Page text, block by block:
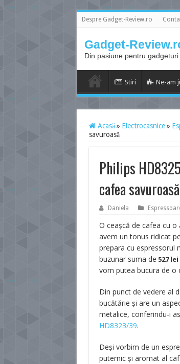
Despre Gadget-Review.ro
Gadget-
Din pasiune pentru gadgeturi
Stiri Ne-am
Acasă » Electrocasnice »
savuroasă
Philips
cafea savuroasă
Daniela
O ceașcă de cafea cu
avem un tonus ridicat
prepara cu espressorul
buzunar suma de 527 lei
vom putea bucura de o
Din punct de vedere al
bucătărie și are un
metalice, conferindu-i
HD8323/39.
Deși vorbim de un
puternic și aromat al